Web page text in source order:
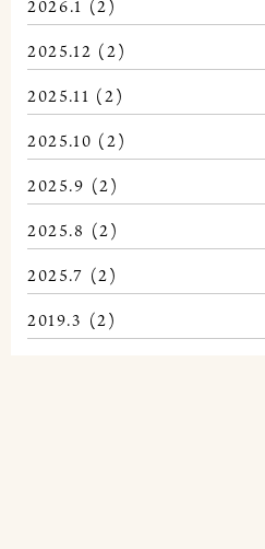
2026.1 (2)
2025.12 (2)
2025.11 (2)
2025.10 (2)
2025.9 (2)
2025.8 (2)
2025.7 (2)
2019.3 (2)